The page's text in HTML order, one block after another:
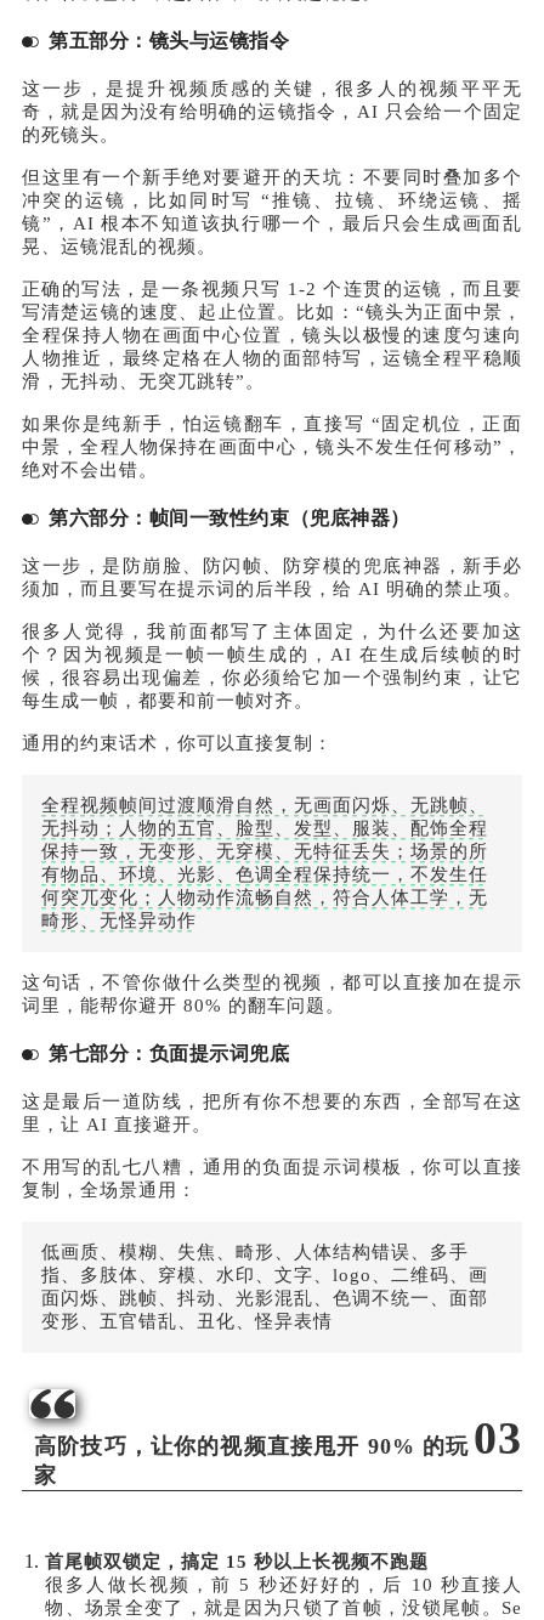
第五部分：镜头与运镜指令
这一步，是提升视频质感的关键，很多人的视频平平无
奇，就是因为没有给明确的运镜指令，AI 只会给一个固定
的死镜头。
但这里有一个新手绝对要避开的天坑：不要同时叠加多个
冲突的运镜，比如同时写 “推镜、拉镜、环绕运镜、摇
镜”，AI 根本不知道该执行哪一个，最后只会生成画面乱
晃、运镜混乱的视频。
正确的写法，是一条视频只写 1-2 个连贯的运镜，而且要
写清楚运镜的速度、起止位置。比如：“镜头为正面中景，
全程保持人物在画面中心位置，镜头以极慢的速度匀速向
人物推近，最终定格在人物的面部特写，运镜全程平稳顺
滑，无抖动、无突兀跳转”。
如果你是纯新手，怕运镜翻车，直接写 “固定机位，正面
中景，全程人物保持在画面中心，镜头不发生任何移动”，
绝对不会出错。
第六部分：帧间一致性约束（兜底神器）
这一步，是防崩脸、防闪帧、防穿模的兜底神器，新手必
须加，而且要写在提示词的后半段，给 AI 明确的禁止项。
很多人觉得，我前面都写了主体固定，为什么还要加这
个？因为视频是一帧一帧生成的，AI 在生成后续帧的时
候，很容易出现偏差，你必须给它加一个强制约束，让它
每生成一帧，都要和前一帧对齐。
通用的约束话术，你可以直接复制：
全程视频帧间过渡顺滑自然，无画面闪烁、无跳帧、
无抖动；人物的五官、脸型、发型、服装、配饰全程
保持一致，无变形、无穿模、无特征丢失；场景的所
有物品、环境、光影、色调全程保持统一，不发生任
何突兀变化；人物动作流畅自然，符合人体工学，无
畸形、无怪异动作
这句话，不管你做什么类型的视频，都可以直接加在提示
词里，能帮你避开 80% 的翻车问题。
第七部分：负面提示词兜底
这是最后一道防线，把所有你不想要的东西，全部写在这
里，让 AI 直接避开。
不用写的乱七八糟，通用的负面提示词模板，你可以直接
复制，全场景通用：
低画质、模糊、失焦、畸形、人体结构错误、多手
指、多肢体、穿模、水印、文字、logo、二维码、画
面闪烁、跳帧、抖动、光影混乱、色调不统一、面部
变形、五官错乱、丑化、怪异表情
高阶技巧，让你的视频直接甩开 90% 的玩
家
03
首尾帧双锁定，搞定 15 秒以上长视频不跑题
很多人做长视频，前 5 秒还好好的，后 10 秒直接人
物、场景全变了，就是因为只锁了首帧，没锁尾帧。Se